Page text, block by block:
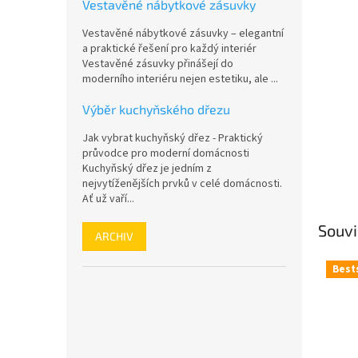
Vestavěné nábytkové zásuvky
Vestavěné nábytkové zásuvky – elegantní
a praktické řešení pro každý interiér
Vestavěné zásuvky přinášejí do
moderního interiéru nejen estetiku, ale ...
Výběr kuchyňského dřezu
Jak vybrat kuchyňský dřez - Praktický
průvodce pro moderní domácnosti
Kuchyňský dřez je jedním z
nejvytíženějších prvků v celé domácnosti.
Ať už vaří...
ARCHIV